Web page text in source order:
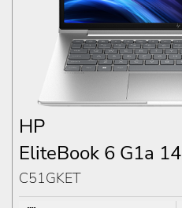
HP
EliteBook 6 G1a 14
C51GKET